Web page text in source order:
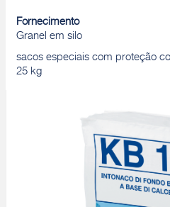
Fornecimento
Granel em silo
sacos especiais com proteção
25 kg